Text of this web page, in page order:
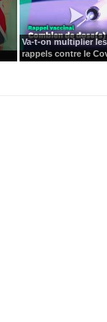
Va-t-on multiplier les
rappels contre le